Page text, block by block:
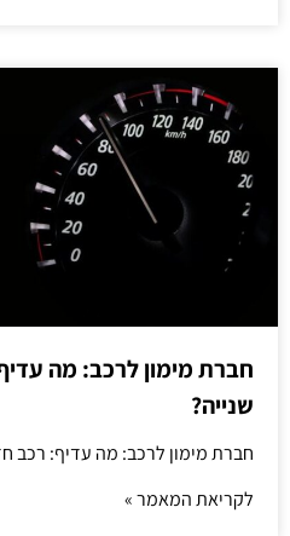
חברת מימון לרכב: מה
שנייה?
חברת מימון לרכב: מה עדיף: רכב
לקריאת המאמר »